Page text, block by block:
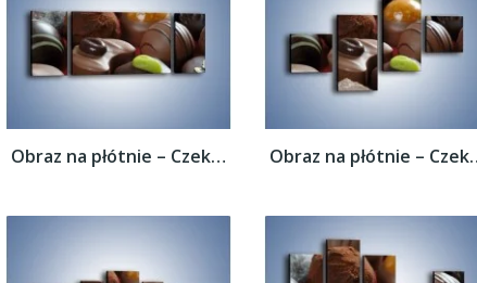
Obraz na płótnie – Czekoladowe praliny z... Obraz na